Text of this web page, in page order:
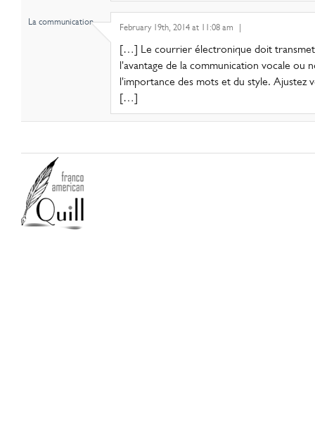
La communication..
February 19th, 2014 at 11:08 am |
[…] Le courrier électronique doit
l'avantage de la communication vocale ou
l'importance des mots et du style. Ajustez
[…]